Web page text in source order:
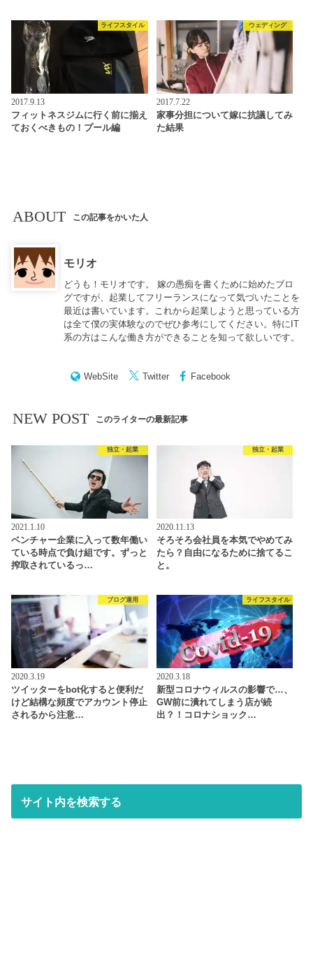
ライフスタイル
2017.9.13
フィットネスジムに行く前に揃え
ておくべきもの！プール編
ウェディング
2017.7.22
家事分担について嫁に抗議してみ
た結果
ABOUT この記事をかいた人
モリオ
どうも！モリオです。 嫁の愚痴を書くために始めたブロ
グですが、起業してフリーランスになって気づいたことを
最近は書いています。これから起業しようと思っている方
は全て僕の実体験なのでぜひ参考にしてください。特にIT
系の方はこんな働き方ができることを知って欲しいです。
WebSite Twitter Facebook
NEW POST このライターの最新記事
独立・起業
2021.1.10
ベンチャー企業に入って数年働い
ている時点で負け組です。ずっと
搾取されているっ…
独立・起業
2020.11.13
そろそろ会社員を本気でやめてみ
たら？自由になるために捨てるこ
と。
ブログ運用
2020.3.19
ツイッターをbot化すると便利だ
けど結構な頻度でアカウント停止
されるから注意…
ライフスタイル
2020.3.18
新型コロナウィルスの影響で…、
GW前に潰れてしまう店が続
出？！コロナショック…
サイト内を検索する